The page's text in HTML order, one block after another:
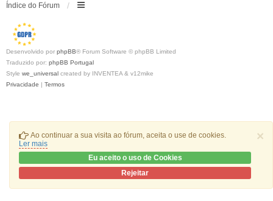
×
Ao continuar a sua visita ao fórum, aceita o use de cookies.
Ler mais
Eu aceito o uso de Cookies
Rejeitar
Índice do Fórum
Desenvolvido por phpBB® Forum Software © phpBB Limited
Traduzido por: phpBB Portugal
Style we_universal created by INVENTEA & v12mike
Privacidade | Termos